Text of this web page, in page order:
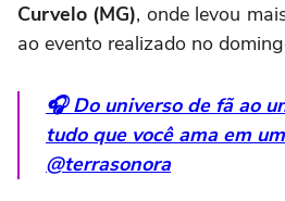
Curvelo (MG), onde levou
ao evento realizado no
🎧 Do universo de fã ao
tudo que você ama em
@terrasonora